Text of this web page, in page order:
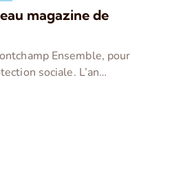
magazine de
Ensemble, pour
sociale. L’an…